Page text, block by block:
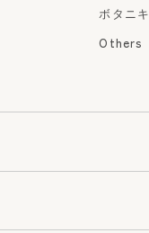
ボタニ
Others